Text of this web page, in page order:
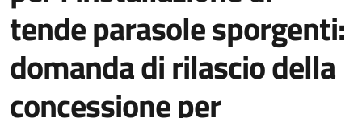
tende parasole sporgenti:
domanda di rilascio della
concessione per